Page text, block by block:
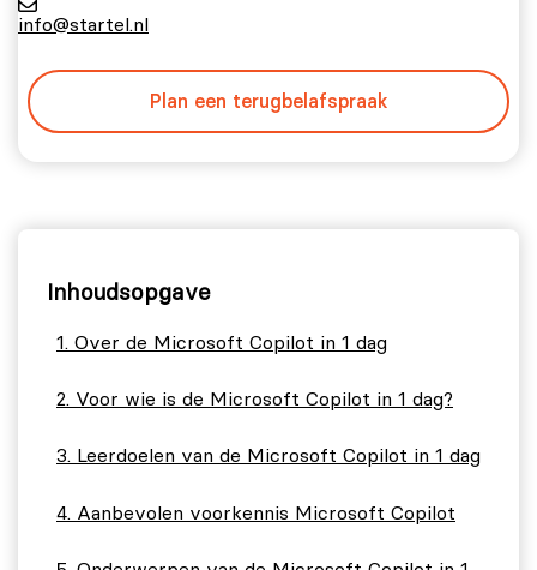
info@startel.nl
Plan een terugbelafspraak
Inhoudsopgave
Over de Microsoft Copilot in 1 dag
Voor wie is de Microsoft Copilot in 1 dag?
Leerdoelen van de Microsoft Copilot in 1 dag
Aanbevolen voorkennis Microsoft Copilot